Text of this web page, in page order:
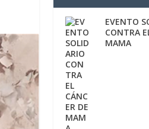
EVENTO
CONTRA
MAMA